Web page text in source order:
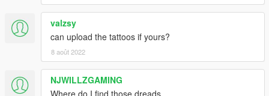
valzsy
can upload the tattoos if yours?
8 août 2022
NJWILLZGAMING
Where do I find those dreads